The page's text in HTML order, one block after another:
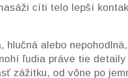
cíti telo lepší
hlučná alebo
ľudia práve tie
zážitku, od vône po